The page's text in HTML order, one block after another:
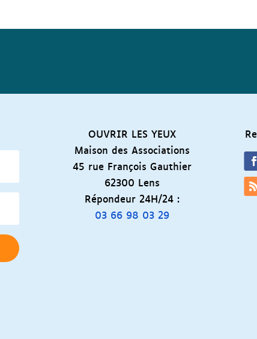
OUVRIR LES YEUX
Maison des Associations
45 rue François Gauthier
62300 Lens
Répondeur 24H/24 :
03 66 98 03 29